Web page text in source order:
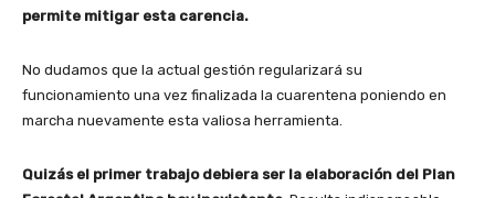
permite mitigar esta carencia.
No dudamos que la actual gestión regularizará su
funcionamiento una vez finalizada la cuarentena poniendo en
marcha nuevamente esta valiosa herramienta.
Quizás el primer trabajo debiera ser la elaboración del Plan